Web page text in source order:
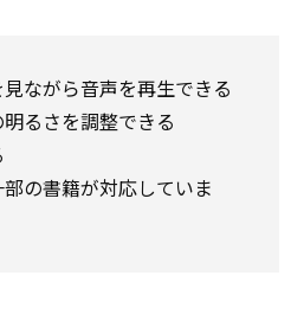
ながら音声を再生できる
るさを調整できる
の書籍が対応していま